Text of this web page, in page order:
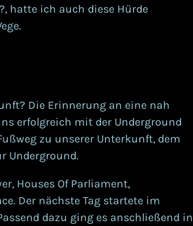
hatte ich auch diese Hürde
Die Erinnerung an eine nah
erfolgreich mit der Underground
zu unserer Unterkunft, dem
Underground.
Houses Of Parliament,
Der nächste Tag startete im
dazu ging es anschließend in